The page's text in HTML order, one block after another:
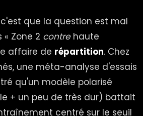
que la question est mal
« Zone 2 contrehaute
affaire de répartition. Chez
une méta-analyse d'essais
qu'un modèle polarisé
+ un peu de très dur) battait
centré sur le seuil